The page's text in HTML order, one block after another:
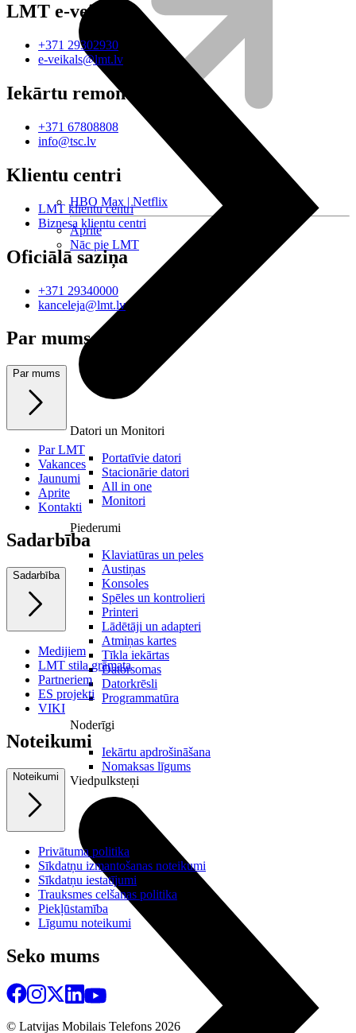
HBO Max | Netflix
Aprite
Nāc pie LMT
Datori un Monitori
Portatīvie datori
Stacionārie datori
All in one
Monitori
Piederumi
Klaviatūras un peles
Austiņas
Konsoles
Spēles un kontrolieri
Printeri
Lādētāji un adapteri
Atmiņas kartes
Tīkla iekārtas
Datorsomas
Datorkrēsli
Programmatūra
Noderīgi
Iekārtu apdrošināšana
Nomaksas līgums
Viedpulksteņi
LMT e-veikals
+371 29302930
e-veikals@lmt.lv
Iekārtu remonts
+371 67808808
info@tsc.lv
Klientu centri
LMT klientu centri
Biznesa klientu centri
Oficiālā saziņa
+371 29340000
kanceleja@lmt.lv
Par mums
Par mums
Par LMT
Vakances
Jaunumi
Aprite
Kontakti
Sadarbība
Sadarbība
Medijiem
LMT stila grāmata
Partneriem
ES projekti
VIKI
Noteikumi
Noteikumi
Privātuma politika
Sīkdatņu izmantošanas noteikumi
Sīkdatņu iestatījumi
Trauksmes celšanas politika
Piekļūstamība
Līgumu noteikumi
Seko mums
© Latvijas Mobilais Telefons 2026